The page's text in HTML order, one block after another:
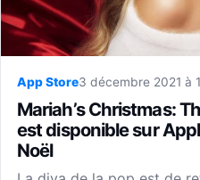
App Store3 décembre 2021 à
Mariah’s Christmas:
est disponible sur
Noël